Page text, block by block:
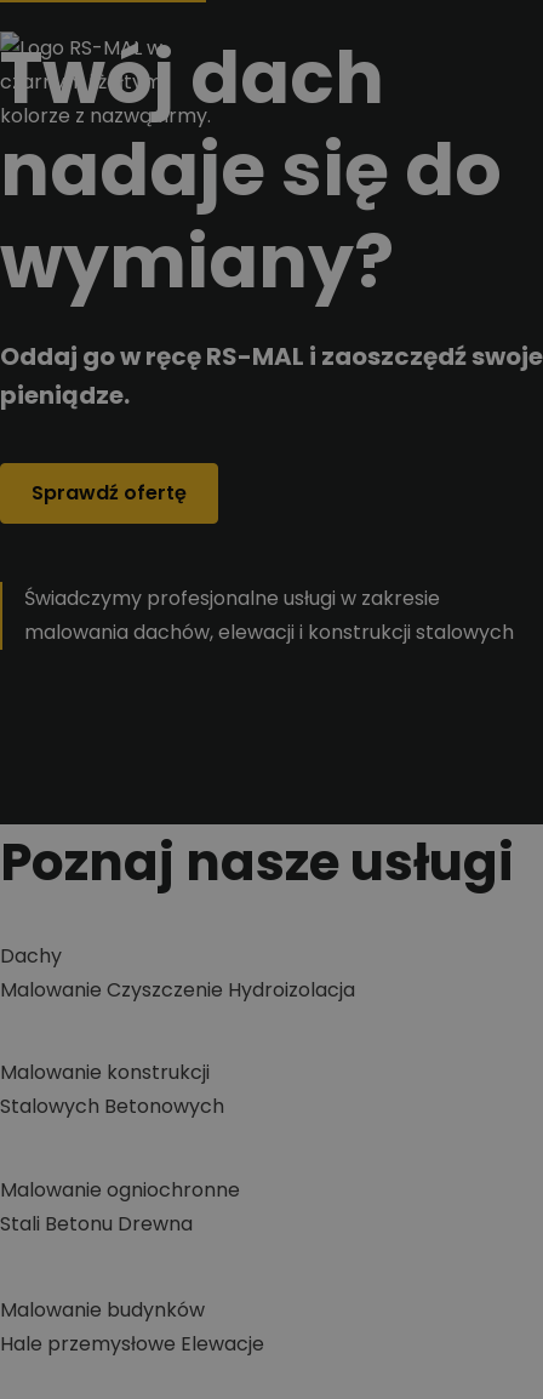
Twój dach
nadaje się do
wymiany?
Oddaj go w ręcę RS-MAL i zaoszczędź swoje
pieniądze.
Sprawdź ofertę
Świadczymy profesjonalne usługi w zakresie
malowania dachów, elewacji i konstrukcji stalowych
Poznaj nasze usługi
Dachy
Malowanie Czyszczenie Hydroizolacja
Malowanie konstrukcji
Stalowych Betonowych
Malowanie ogniochronne
Stali Betonu Drewna
Malowanie budynków
Hale przemysłowe Elewacje